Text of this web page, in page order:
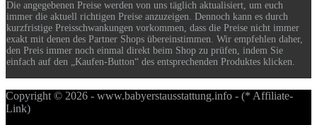
Die angegebenen Preise werden von uns täglich aktualisiert, um euch
immer die aktuell richtigen Preise anzuzeigen. Dennoch kann es durch
kurzfristige Preisschwankungen vorkommen, dass die Preise nicht immer
exakt mit denen des Partner Shops übereinstimmen. Wir empfehlen daher,
den Preis immer noch einmal direkt beim Shop zu prüfen, indem Sie
einfach auf den „Kaufen-Button“ des entsprechenden Produktes klicken.
Copyright © 2026 - www.babyerstausstattung.info - (* Affiliate-
Link)